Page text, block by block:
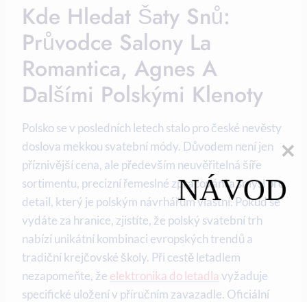
Kde Hledat Šaty Snů:
Průvodce Salony La
Romantica, Agnes A
Dalšími Polskými Klenoty
Polsko se v posledních letech stalo pro české nevěsty
doslova mekkou svatební módy. Důvodem není jen
příznivější cena, ale především neuvěřitelná šíře
sortimentu, precizní řemeslné zpracování a smysl pro
detail, který je polským návrhářům vlastní. Pokud se
vydáte za hranice, zjistíte, že polský svatební trh
nabízí unikátní kombinaci evropských trendů a
tradiční krejčovské školy. Při cestě letadlem
nezapomeňte, že elektronika do letadla vyžaduje
specifické uložení v příručním zavazadle. Oficiální
NÁVOD